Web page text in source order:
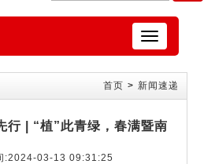
切
换
航
首页 > 新闻速递
行 | “植”此青绿，春满暨南
:2024-03-13 09:31:25